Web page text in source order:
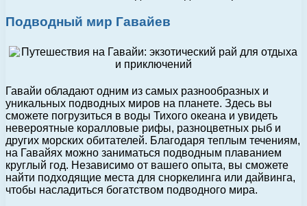
Подводный мир Гавайев
Гавайи обладают одним из самых разнообразных и
уникальных подводных миров на планете. Здесь вы
сможете погрузиться в воды Тихого океана и увидеть
невероятные коралловые рифы, разноцветных рыб и
других морских обитателей. Благодаря теплым течениям,
на Гавайях можно заниматься подводным плаванием
круглый год. Независимо от вашего опыта, вы сможете
найти подходящие места для сноркелинга или дайвинга,
чтобы насладиться богатством подводного мира.